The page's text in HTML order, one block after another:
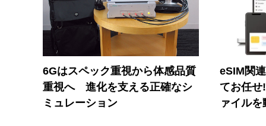
6Gはスペック重視から体感品質
重視へ 進化を支える正確なシ
ミュレーション
eSIM関
てお任
ァイル